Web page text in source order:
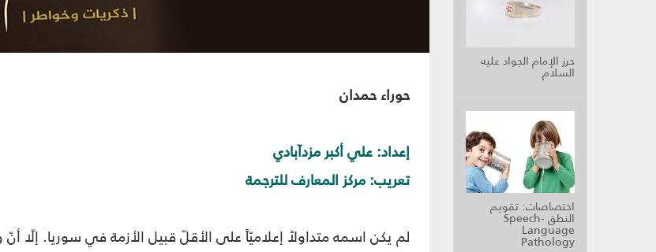
حرز الإمام الجواد عليه
السلام
اختصاصات: تقويم
النطق Speech-
Language
Pathology
حوراء حمدان
إعداد: علي أكبر مزدآبادي
تعريب: مركز المعارف للترجمة
لم يكن اسمه متداولاً إعلاميّاً على الأقلّ قبيل الأزمة في سوريا. إلّا أنّ